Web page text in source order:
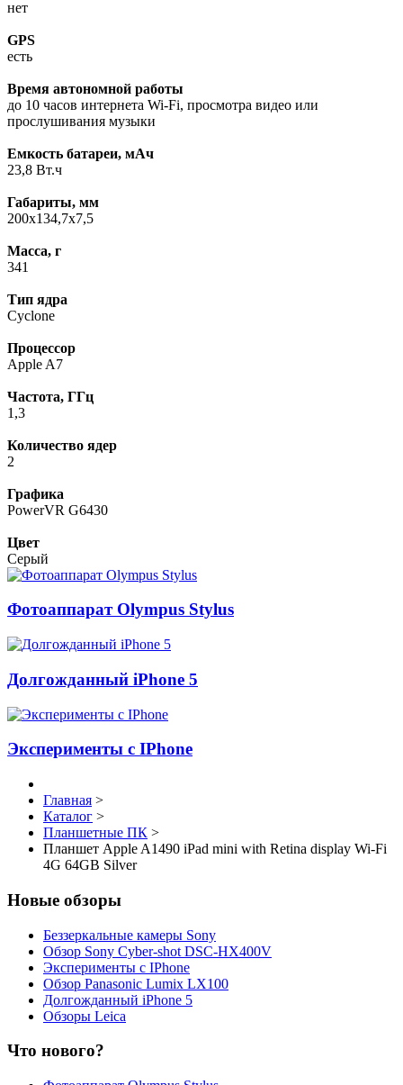
нет
GPS
есть
Время автономной работы
до 10 часов интернета Wi-Fi, просмотра видео или
прослушивания музыки
Емкость батареи, мАч
23,8 Вт.ч
Габариты, мм
200x134,7x7,5
Масса, г
341
Тип ядра
Cyclone
Процессор
Apple A7
Частота, ГГц
1,3
Количество ядер
2
Графика
PowerVR G6430
Цвет
Серый
Фотоаппарат Olympus Stylus
Долгожданный iPhone 5
Эксперименты с IPhone
Главная >
Каталог >
Планшетные ПК >
Планшет Apple A1490 iPad mini with Retina display Wi-Fi
4G 64GB Silver
Новые обзоры
Беззеркальные камеры Sony
Обзор Sony Cyber-shot DSC-HX400V
Эксперименты с IPhone
Обзор Panasonic Lumix LX100
Долгожданный iPhone 5
Обзоры Leica
Что нового?